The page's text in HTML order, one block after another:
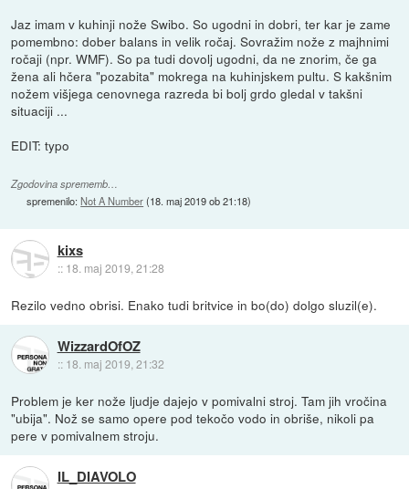
Jaz imam v kuhinji nože Swibo. So ugodni in dobri, ter kar je zame
pomembno: dober balans in velik ročaj. Sovražim nože z majhnimi
ročaji (npr. WMF). So pa tudi dovolj ugodni, da ne znorim, če ga
žena ali hčera "pozabita" mokrega na kuhinjskem pultu. S kakšnim
nožem višjega cenovnega razreda bi bolj grdo gledal v takšni
situaciji ...
EDIT: typo
Zgodovina sprememb…
spremenilo:Not A Number(18. maj 2019 ob 21:18)
kixs
:: 18. maj 2019, 21:28
Rezilo vedno obrisi. Enako tudi britvice in bo(do) dolgo sluzil(e).
WizzardOfOZ
:: 18. maj 2019, 21:32
Problem je ker nože ljudje dajejo v pomivalni stroj. Tam jih vročina
"ubija". Nož se samo opere pod tekočo vodo in obriše, nikoli pa
pere v pomivalnem stroju.
IL_DIAVOLO